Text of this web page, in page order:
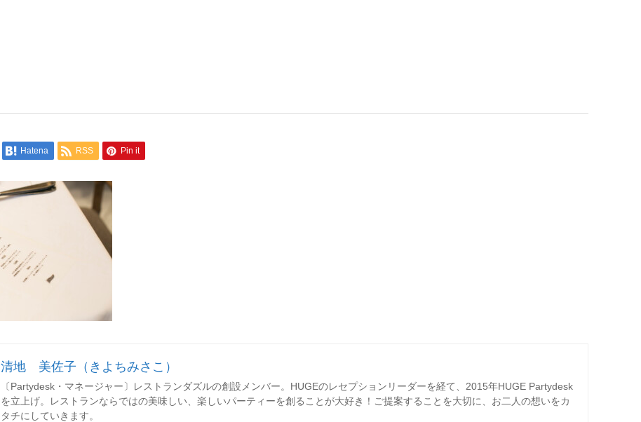
Hatena RSS Pin it
清地 美佐子（きよちみさこ）
〔Partydesk・マネージャー〕レストランダズルの創設メンバー。HUGEのレセプションリーダーを経て、2015年HUGE Partydesk
を立上げ。レストランならではの美味しい、楽しいパーティーを創ることが大好き！ご提案することを大切に、お二人の想いをカ
タチにしていきます。